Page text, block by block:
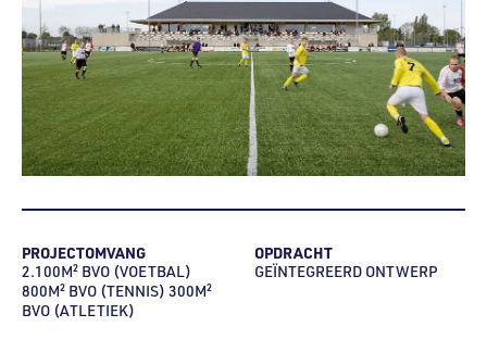
PROJECTOMVANG
2.100M² BVO (VOETBAL)
800M² BVO (TENNIS) 300M²
BVO (ATLETIEK)
OPDRACHT
GEÏNTEGREERD ONTWERP